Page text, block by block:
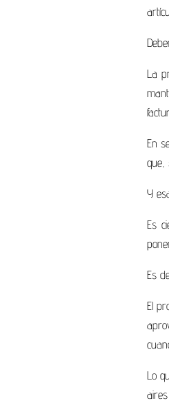
La
En
que,
Y
Es
Es
El
Lo